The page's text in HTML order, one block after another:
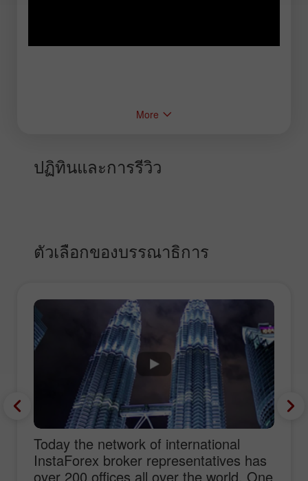
More
ปฏิทินและการรีวิว
ตัวเลือกของบรรณาธิการ
Today the network of international
InstaForex broker representatives has
over 200 offices all over the world. One